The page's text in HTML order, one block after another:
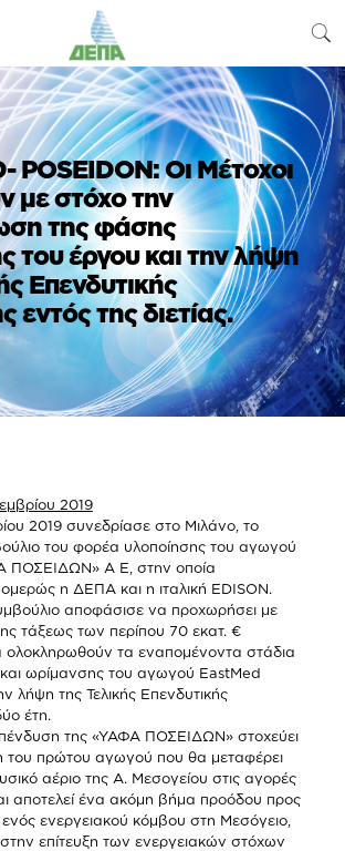
POSEIDON: Οι Μέτοχοι
με στόχο την
της φάσης
του έργου και την λήψη
Επενδυτικής
της διετίας.
2019
2019 συνεδρίασε στο Μιλάνο, το
του φορέα υλοποίησης του αγωγού
ΠΟΣΕΙΔΩΝ» Α Ε, στην οποία
η ΔΕΠΑ και η ιταλική EDISON.
αποφάσισε να προχωρήσει με
τάξεως των περίπου 70 εκατ. €
ολοκληρωθούν τα εναπομένοντα στάδια
ωρίμανσης του αγωγού EastMed
λήψη της Τελικής Επενδυτικής
έτη.
της «ΥΑΦΑ ΠΟΣΕΙΔΩΝ» στοχεύει
του πρώτου αγωγού που θα μεταφέρει
αέριο της Α. Μεσογείου στις αγορές
αποτελεί ένα ακόμη βήμα προόδου προς
ενός ενεργειακού κόμβου στη Μεσόγειο,
επίτευξη των ενεργειακών στόχων